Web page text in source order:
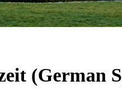
(German